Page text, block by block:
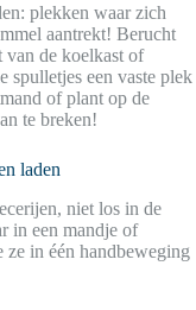
plekken waar zich
aantrekt! Berucht
de koelkast of
spulletjes een vaste plek
of plant op de
te breken!
laden
niet los in de
in een mandje of
ze in één handbeweging